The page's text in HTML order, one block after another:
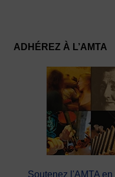
ADHÉREZ À L’AMTA
Soutenez l'AMTA